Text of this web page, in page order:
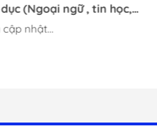
(Ngoại ngữ , tin học,
non, toán tư duy...)
nhật...